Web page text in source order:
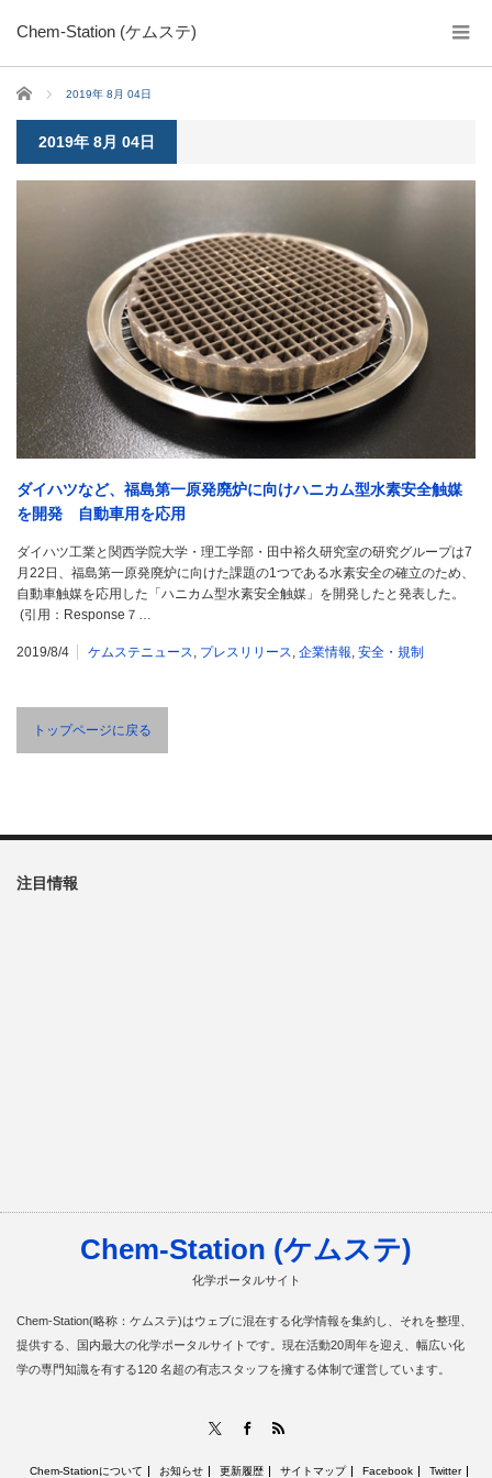
Chem-Station (ケムステ)
ホーム 2019年 8月 04日
2019年 8月 04日
ダイハツなど、福島第一原発廃炉に向けハニカム型水素安全触媒
を開発 自動車用を応用
ダイハツ工業と関西学院大学・理工学部・田中裕久研究室の研究グループは7
月22日、福島第一原発廃炉に向けた課題の1つである水素安全の確立のため、
自動車触媒を応用した「ハニカム型水素安全触媒」を開発したと発表した。
(引用：Response７…
2019/8/4 ケムステニュース, プレスリリース, 企業情報, 安全・規制
トップページに戻る
注目情報
Chem-Station (ケムステ)
化学ポータルサイト
Chem-Station(略称：ケムステ)はウェブに混在する化学情報を集約し、それを整理、
提供する、国内最大の化学ポータルサイトです。現在活動20周年を迎え、幅広い化
学の専門知識を有する120 名超の有志スタッフを擁する体制で運営しています。
Facebook
Chem-Stationについて お知らせ 更新履歴 サイトマップ Facebook Twitter